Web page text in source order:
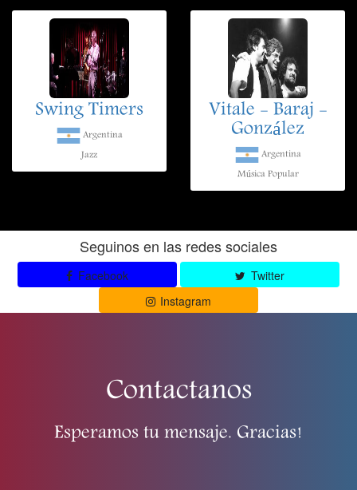
Swing Timers
Argentina
Jazz
Vitale - Baraj -
González
Argentina
Música Popular
Seguinos en las redes sociales
Facebook
Twitter
Instagram
Contactanos
Esperamos tu mensaje. Gracias!